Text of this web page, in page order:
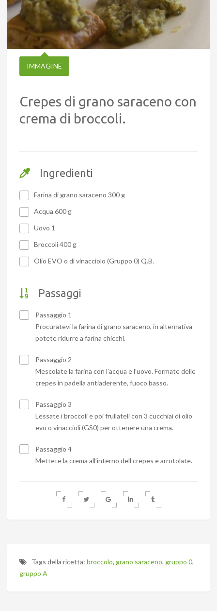
IMMAGINE
Crepes di grano saraceno con
crema di broccoli.
Ingredienti
Farina di grano saraceno 300 g
Acqua 600 g
Uovo 1
Broccoli 400 g
Olio EVO o di vinacciolo (Gruppo 0) Q.B.
Passaggi
Passaggio 1
Procuratevi la farina di grano saraceno, in alternativa
potete ridurre a farina chicchi.
Passaggio 2
Mescolate la farina con l’acqua e l’uovo. Formate delle
crepes in padella antiaderente, fuoco basso.
Passaggio 3
Lessate i broccoli e poi frullateli con 3 cucchiai di olio
evo o vinaccioli (GS0) per ottenere una crema.
Passaggio 4
Mettete la crema all’interno dell crepes e arrotolate.
Tags della ricetta: broccolo, grano saraceno, gruppo 0,
gruppo A